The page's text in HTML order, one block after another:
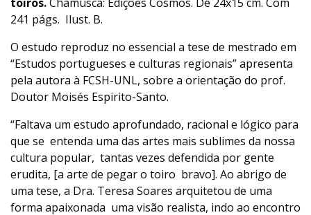
241 págs. Ilust. B.
O estudo reproduz no essencial a tese de mestrado em
“Estudos portugueses e culturas regionais” apresenta
pela autora à FCSH-UNL, sobre a orientação do prof.
Doutor Moisés Espirito-Santo.
“Faltava um estudo aprofundado, racional e lógico para
que se entenda uma das artes mais sublimes da nossa
cultura popular, tantas vezes defendida por gente
erudita, [a arte de pegar o toiro bravo]. Ao abrigo de
uma tese, a Dra. Teresa Soares arquitetou de uma
forma apaixonada uma visão realista, indo ao encontro